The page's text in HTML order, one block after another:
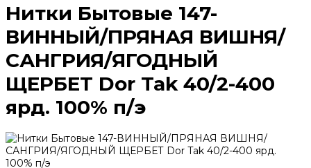
Нитки Бытовые 147-
ВИННЫЙ/ПРЯНАЯ ВИШНЯ/
САНГРИЯ/ЯГОДНЫЙ
ЩЕРБЕТ Dor Tak 40/2-400
ярд. 100% п/э